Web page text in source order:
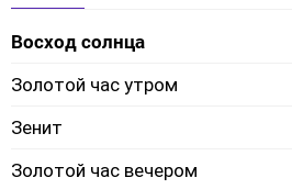
Восход солнца
Золотой час утром
Зенит
Золотой час вечером